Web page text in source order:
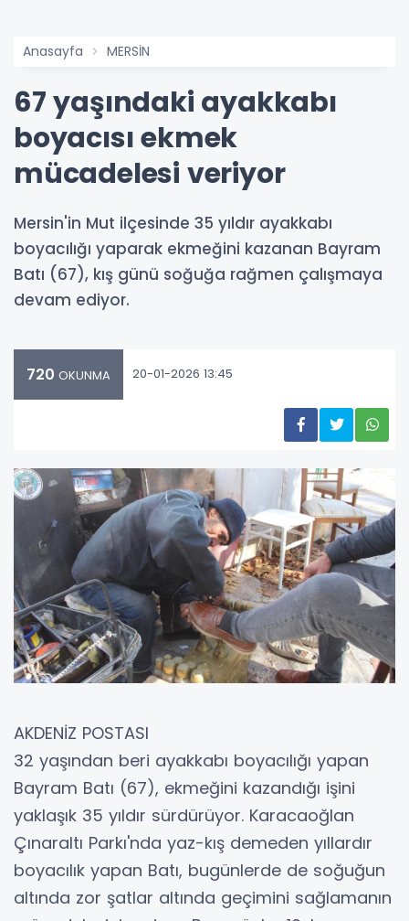
Anasayfa MERSİN
67 yaşındaki ayakkabı
boyacısı ekmek
mücadelesi veriyor
Mersin'in Mut ilçesinde 35 yıldır ayakkabı
boyacılığı yaparak ekmeğini kazanan Bayram
Batı (67), kış günü soğuğa rağmen çalışmaya
devam ediyor.
720 OKUNMA 20-01-2026 13:45
AKDENİZ POSTASI
32 yaşından beri ayakkabı boyacılığı yapan
Bayram Batı (67), ekmeğini kazandığı işini
yaklaşık 35 yıldır sürdürüyor. Karacaoğlan
Çınaraltı Parkı'nda yaz-kış demeden yıllardır
boyacılık yapan Batı, bugünlerde de soğuğun
altında zor şatlar altında geçimini sağlamanın